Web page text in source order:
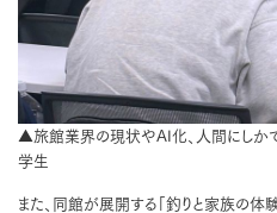
▲旅館業界の現状やAI化、人間にしか
学生
また、同館が展開する「釣りと家族の